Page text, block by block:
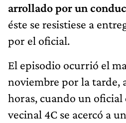
arrollado por un
éste se resistiese a
por el oficial.
El episodio ocurrió el
noviembre por la tarde,
horas, cuando un oficial
vecinal 4C se acercó a